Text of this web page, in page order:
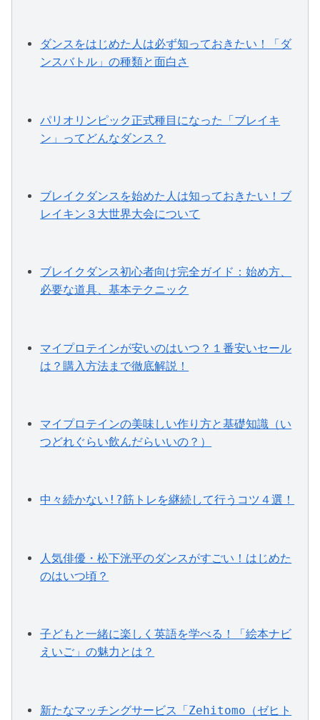
ダンスをはじめた人は必ず知っておきたい！「ダ
ンスバトル」の種類と面白さ
パリオリンピック正式種目になった「ブレイキ
ン」ってどんなダンス？
ブレイクダンスを始めた人は知っておきたい！ブ
レイキン３大世界大会について
ブレイクダンス初心者向け完全ガイド：始め方、
必要な道具、基本テクニック
マイプロテインが安いのはいつ？１番安いセール
は？購入方法まで徹底解説！
マイプロテインの美味しい作り方と基礎知識（い
つどれぐらい飲んだらいいの？）
中々続かない!?筋トレを継続して行うコツ４選！
人気俳優・松下洸平のダンスがすごい！はじめた
のはいつ頃？
子どもと一緒に楽しく英語を学べる！「絵本ナビ
えいご」の魅力とは？
新たなマッチングサービス「Zehitomo（ゼヒト